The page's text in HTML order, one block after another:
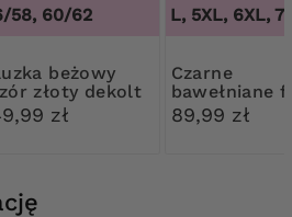
58, 60/62
złoty dekolt
zł
3XL, 4XL, 5XL, 6XL,
Czarne
bawełniane
modelujące z
koronką
89,99 zł